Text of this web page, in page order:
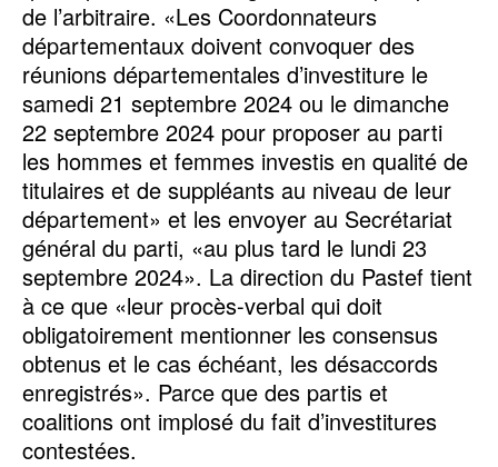
de l’arbitraire. «Les Coordonnateurs
départementaux doivent convoquer des
réunions départementales d’investiture le
samedi 21 septembre 2024 ou le dimanche
22 septembre 2024 pour proposer au parti
les hommes et femmes investis en qualité de
titulaires et de suppléants au niveau de leur
département» et les envoyer au Secrétariat
général du parti, «au plus tard le lundi 23
septembre 2024». La direction du Pastef tient
à ce que «leur procès-verbal qui doit
obligatoirement mentionner les consensus
obtenus et le cas échéant, les désaccords
enregistrés». Parce que des partis et
coalitions ont implosé du fait d’investitures
contestées.